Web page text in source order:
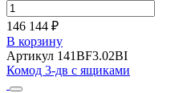
146 144 ₽
В корзину
Артикул 141BF3.02BI
Комод 3-дв с ящиками